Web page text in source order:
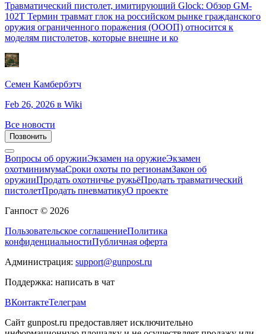
Травматический пистолет, имитирующий Glock: Обзор GM-
102T Термин травмат глок на российском рынке гражданского
оружия ограниченного поражения (ОООП) относится к
моделям пистолетов, которые внешне и ко
Семен Камбербэтч
Feb 26, 2026 в Wiki
Все новости
Позвонить
Вопросы об оружииЭкзамен на оружиеЭкзамен
охотминимумаСроки охоты по регионамЗакон об
оружииПродать охотничье ружьёПродать травматический
пистолетПродать пневматикуО проекте
Ганпост © 2026
Пользовательское соглашениеПолитика
конфиденциальностиПубличная оферта
Администрация: support@gunpost.ru
Поддержка: написать в чат
ВКонтактеТелеграм
Сайт gunpost.ru предоставляет исключительно